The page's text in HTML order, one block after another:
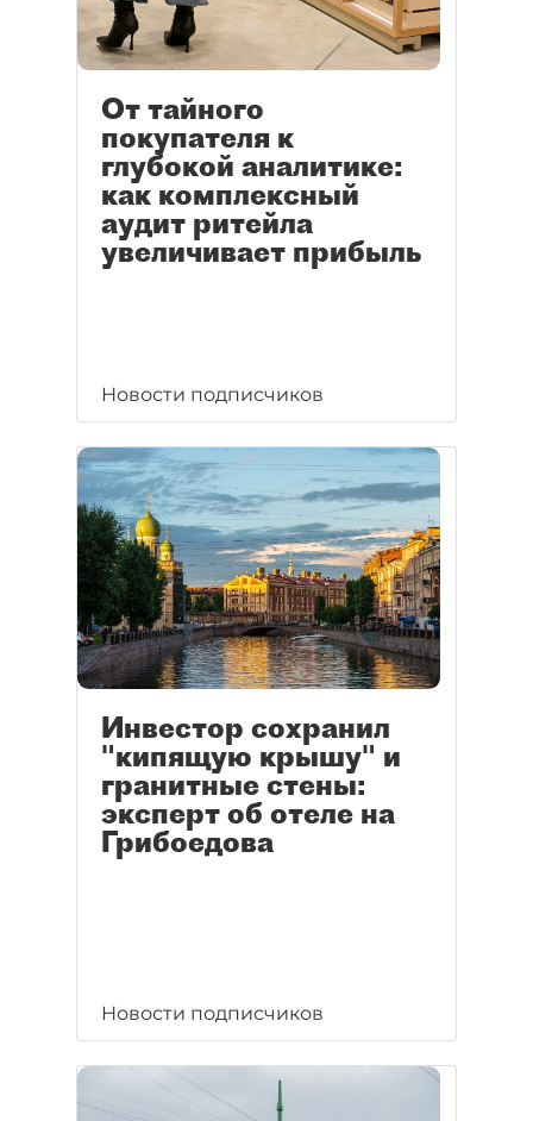
От тайного
покупателя к
глубокой аналитике:
как комплексный
аудит ритейла
увеличивает прибыль
Новости подписчиков
Инвестор сохранил
"кипящую крышу" и
гранитные стены:
эксперт об отеле на
Грибоедова
Новости подписчиков